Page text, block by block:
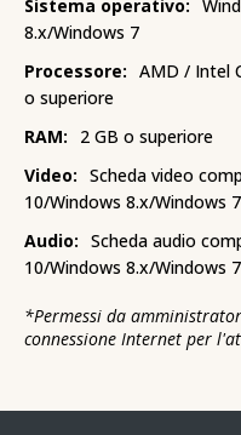
Sistema operativo:
8.x/Windows 7
Processore: AMD / Intel
o superiore
RAM:
2 GB o superiore
Video: Scheda video
10/Windows 8.x/Windows 7
Audio: Scheda audio
10/Windows 8.x/Windows 7
*Permessi da
connessione Internet per